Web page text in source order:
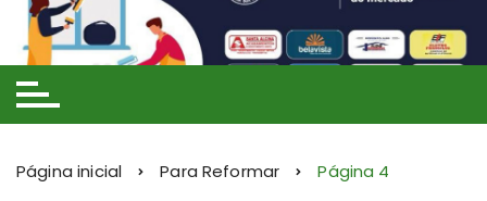
para
o
conteúdo
Página inicial Para Reformar Página 4